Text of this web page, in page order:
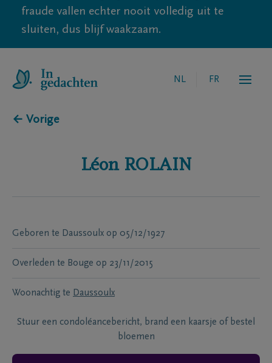
fraude vallen echter nooit volledig uit te
sluiten, dus blijf waakzaam.
NL FR
← Vorige
Léon ROLAIN
Geboren te Daussoulx op 05/12/1927
Overleden te Bouge op 23/11/2015
Woonachtig te Daussoulx
Stuur een condoléancebericht, brand een kaarsje of bestel
bloemen